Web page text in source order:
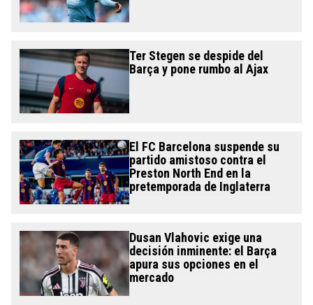
Ter Stegen se despide del
Barça y pone rumbo al Ajax
El FC Barcelona suspende su
partido amistoso contra el
Preston North End en la
pretemporada de Inglaterra
Dusan Vlahovic exige una
decisión inminente: el Barça
apura sus opciones en el
mercado